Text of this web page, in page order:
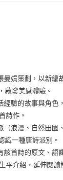
娟策劃，以新編
啟發美感體驗。
經驗的故事與角色
詩作。
（浪漫、自然田園
識一種唐詩派別。
該首詩的原文、語
平介紹，延伸閱讀